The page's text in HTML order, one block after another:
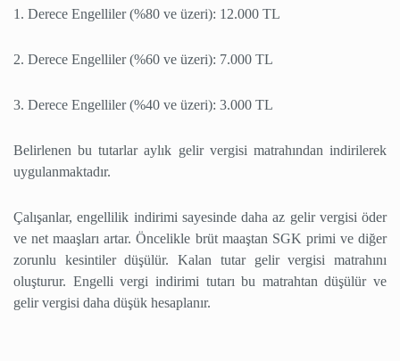
1. Derece Engelliler (%80 ve üzeri): 12.000 TL
2. Derece Engelliler (%60 ve üzeri): 7.000 TL
3. Derece Engelliler (%40 ve üzeri): 3.000 TL
Belirlenen bu tutarlar aylık gelir vergisi matrahından indirilerek
uygulanmaktadır.
Çalışanlar, engellilik indirimi sayesinde daha az gelir vergisi öder
ve net maaşları artar. Öncelikle brüt maaştan SGK primi ve diğer
zorunlu kesintiler düşülür. Kalan tutar gelir vergisi matrahını
oluşturur. Engelli vergi indirimi tutarı bu matrahtan düşülür ve
gelir vergisi daha düşük hesaplanır.